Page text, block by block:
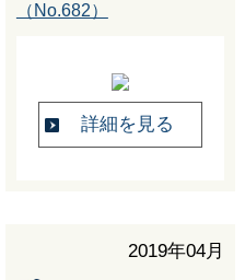
（No.682）
詳細を見る
2019年04月